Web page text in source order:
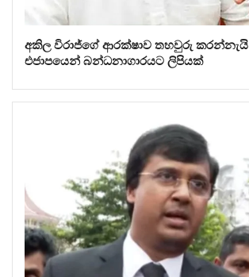
අකිල විරාජ්ගේ ආරක්ෂාව තහවුරු කරන්නැයි
එජාපයෙන් බන්ධනාගාරයට ලිපියක්